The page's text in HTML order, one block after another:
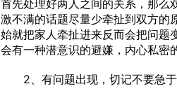
首先处理好两人之间的关系，那么
激不满的话题尽量少牵扯到双方的
始就把家人牵扯进来反而会把问题
会有一种潜意识的避嫌，内心私密
2、有问题出现，切记不要急于